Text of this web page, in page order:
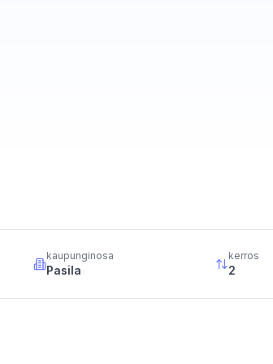
kaupunginosa
Pasila
kerros
2